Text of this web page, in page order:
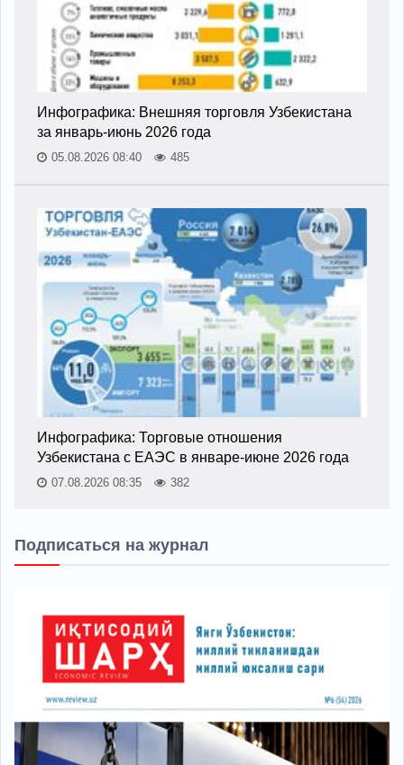
Инфографика: Внешняя торговля Узбекистана
за январь-июнь 2026 года
05.08.2026 08:40 485
Инфографика: Торговые отношения
Узбекистана с ЕАЭС в январе-июне 2026 года
07.08.2026 08:35 382
Подписаться на журнал